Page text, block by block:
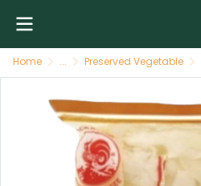
Home ... Preserved Vegetable